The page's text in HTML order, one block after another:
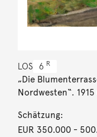
LOS 6 R
„Die
Nordwesten“. 1915
Schätzung:
EUR 350.000-